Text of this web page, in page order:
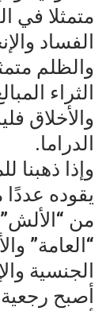
متمثلا في
الفساد
والظلم
الثراء
والأخلاق
الدراما.
وإذا ذهبنا
يقوده
من
“العامة”
الجنسية
أصبح